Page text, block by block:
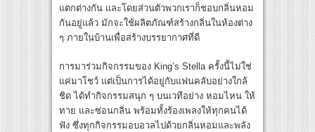
แตกต่างกัน และโดยส่วนตัวพวกเราก็ชอบกลิ่นหอม
กันอยู่แล้ว มักจะใช้ผลิตภัณฑ์สร้างกลิ่นในห้องต่าง
ๆ ภายในบ้านเพื่อสร้างบรรยากาศที่ดี
การมาร่วมกิจกรรมของ King’s Stella ครั้งนี้ไม่ใช่
แค่มาโชว์ แต่เป็นการได้อยู่กับแฟนคลับอย่างใกล้
ชิด ได้ทำกิจกรรมสนุก ๆ บนเวทีอย่าง หอมไหน ให้
ทาย และซ่อนกลิ่น พร้อมทั้งร้องเพลงให้ทุกคนได้
ฟัง ซึ่งทุกกิจกรรมอบอวลไปด้วยกลิ่นหอมและพลัง